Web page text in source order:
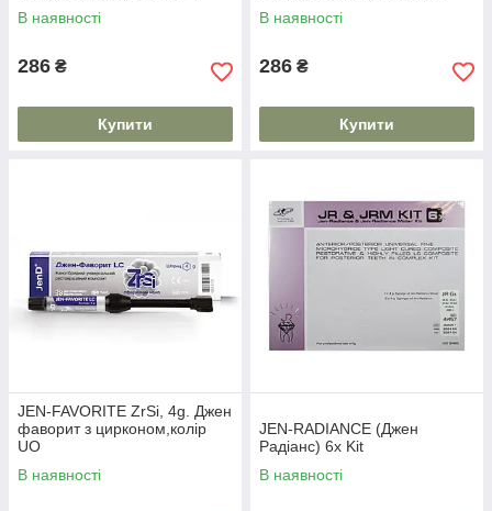
В наявності
286 ₴
Купити
В наявності
286 ₴
Купити
JEN-FAVORITE ZrSi, 4g. Джен
фаворит з цирконом,колір
UO
В наявності
JEN-RADIANCE (Джен
Радіанс) 6x Kit
В наявності